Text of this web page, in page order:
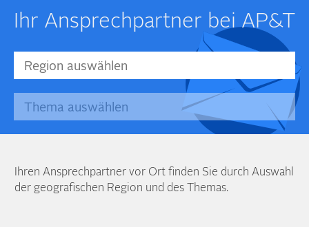
Ihr Ansprechpartner bei AP&T
Ihren Ansprechpartner vor Ort finden Sie durch Auswahl
der geografischen Region und des Themas.